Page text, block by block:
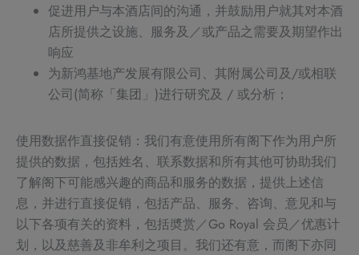
促进用户与本酒店间的沟通，并鼓励用户就其对本酒
店所提供之设施、服务及／或产品之需要及期望作出
响应
为新鸿基地产发展有限公司、其附属公司及/或相联
公司(简称「集团」)进行研究及 / 或分析；
使用数据作直接促销：我们有意使用所有阁下作为用户所
提供的数据，包括姓名、联系数据和所有其他可协助我们
了解阁下可能感兴趣的商品和服务的数据，提供上述信
息，并进行直接促销，包括产品、服务、咨询、意见和与
以下各项有关的资料，包括奬赏／Go Royal 会员／优惠计
划，以及慈善及非牟利之项目。我们还有意，而阁下亦同